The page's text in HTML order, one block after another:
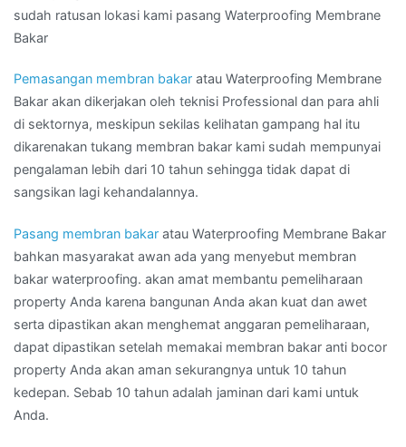
sudah ratusan lokasi kami pasang Waterproofing Membrane
Bakar
Pemasangan membran bakar atau Waterproofing Membrane
Bakar akan dikerjakan oleh teknisi Professional dan para ahli
di sektornya, meskipun sekilas kelihatan gampang hal itu
dikarenakan tukang membran bakar kami sudah mempunyai
pengalaman lebih dari 10 tahun sehingga tidak dapat di
sangsikan lagi kehandalannya.
Pasang membran bakar atau Waterproofing Membrane Bakar
bahkan masyarakat awan ada yang menyebut membran
bakar waterproofing. akan amat membantu pemeliharaan
property Anda karena bangunan Anda akan kuat dan awet
serta dipastikan akan menghemat anggaran pemeliharaan,
dapat dipastikan setelah memakai membran bakar anti bocor
property Anda akan aman sekurangnya untuk 10 tahun
kedepan. Sebab 10 tahun adalah jaminan dari kami untuk
Anda.